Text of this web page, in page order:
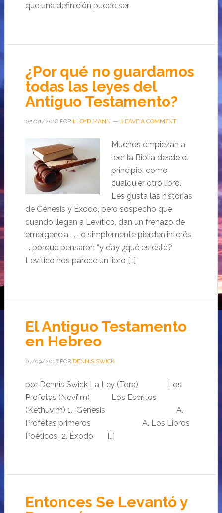
que una definición puede ser:
¿Por qué no guardamos
todas las leyes del
Antiguo Testamento?
05/01/2018 POR LLOYD MANN LEAVE A COMMENT
Muchos empiezan a
leer la Biblia desde el
principio, como
cualquier otro libro.
Les gusta las historias
de Génesis y Éxodo, pero sospecho que
cuando llegan a Levítico, dan un frenazo de
emergencia . . . o simplemente pierden interés .
. . porque pensaron “y d’ay ¿qué es esto?
Levítico nos parece un libro […]
El Antiguo Testamento
en Hebreo
07/09/2016POR DENNIS SWICK
por Dennis Swick La Ley (Tora) Los
Profetas (Nevi’im) Los Escritos
(Kethuvim) 1. Génesis A.
Profetas primeros A. Los Libros
Poéticos 2. Éxodo […]
Entonces Se Levantó y